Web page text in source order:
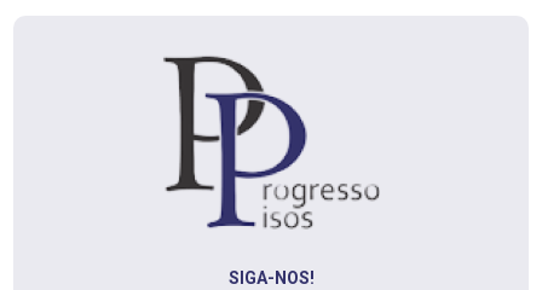
SIGA-NOS!